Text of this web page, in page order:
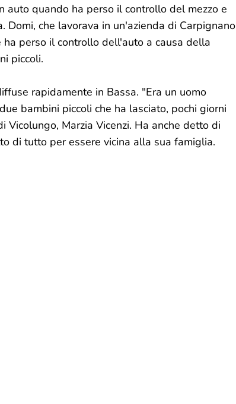
auto quando ha perso il controllo del mezzo e
Domi, che lavorava in un'azienda di Carpignano
perso il controllo dell'auto a causa della
piccoli.
rapidamente in Bassa. "Era un uomo
bambini piccoli che ha lasciato, pochi giorni
Marzia Vicenzi. Ha anche detto di
di tutto per essere vicina alla sua famiglia.